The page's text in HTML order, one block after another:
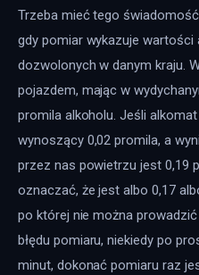
Trzeba mieć tego
gdy pomiar wykazuje wartości
dozwolonych w danym kraju.
pojazdem, mając w
promila alkoholu. Jeśli alkomat
wynoszący 0,02 promila, a
przez nas powietrzu jest 0,19
oznaczać, że jest albo 0,17
po której nie można
błędu pomiaru, niekiedy po
minut, dokonać pomiaru raz